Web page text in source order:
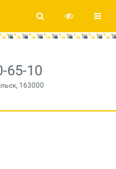
65-10
163000